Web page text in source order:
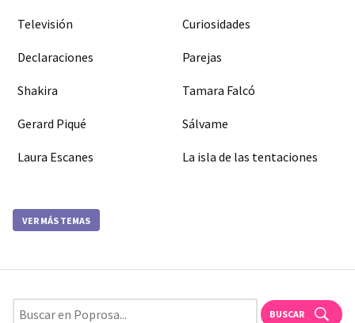
Televisión Curiosidades
Declaraciones Parejas
Shakira Tamara Falcó
Gerard Piqué Sálvame
Laura Escanes La isla de las tentaciones
VER MÁS TEMAS
BUSCAR